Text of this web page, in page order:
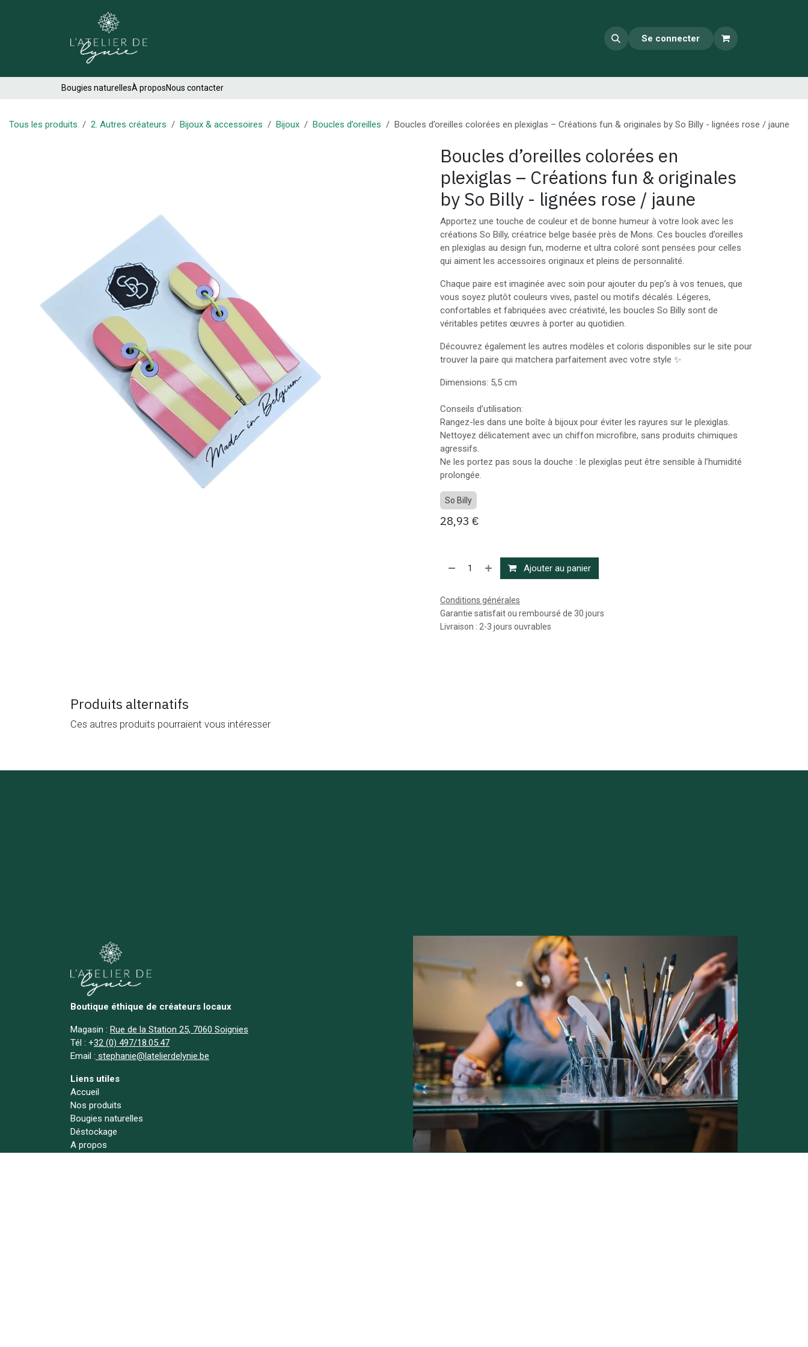
Se connecter
Bougies naturellesÀ proposNous contacter
Tous les produits 2. Autres créateurs Bijoux & accessoires Bijoux Boucles d’oreilles Boucles d’oreilles colorées en plexiglas – Créations fun & originales by So Billy - lignées rose / jaune
Boucles d’oreilles colorées en
plexiglas – Créations fun & originales
by So Billy - lignées rose / jaune
Apportez une touche de couleur et de bonne humeur à votre look avec les
créations So Billy, créatrice belge basée près de Mons. Ces boucles d’oreilles
en plexiglas au design fun, moderne et ultra coloré sont pensées pour celles
qui aiment les accessoires originaux et pleins de personnalité.
Chaque paire est imaginée avec soin pour ajouter du pep’s à vos tenues, que
vous soyez plutôt couleurs vives, pastel ou motifs décalés. Légeres,
confortables et fabriquées avec créativité, les boucles So Billy sont de
véritables petites œuvres à porter au quotidien.
Découvrez également les autres modèles et coloris disponibles sur le site pour
trouver la paire qui matchera parfaitement avec votre style ✨
Dimensions: 5,5 cm
Conseils d’utilisation:
Rangez-les dans une boîte à bijoux pour éviter les rayures sur le plexiglas.
Nettoyez délicatement avec un chiffon microfibre, sans produits chimiques
agressifs.
Ne les portez pas sous la douche : le plexiglas peut être sensible à l’humidité
prolongée.
So Billy
28,93 €
Ajouter au panier
Conditions générales
Garantie satisfait ou remboursé de 30 jours
Livraison : 2-3 jours ouvrables
Produits alternatifs
Ces autres produits pourraient vous intéresser
Boutique éthique de créateurs locaux
Magasin : Rue de la Station 25, 7060 Soignies
Tél : +32 (0) 497/18.05.47
Email : stephanie@latelierdelynie.be
Liens utiles
Accueil
Nos produits
Bougies naturelles
Déstockage
A propos